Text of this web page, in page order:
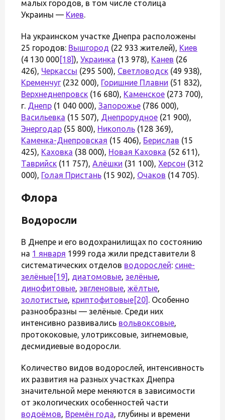
малых городов, в том числе столица
Украины — Киев.
На украинском участке Днепра расположены
25 городов: Вышгород (22 933 жителей), Киев
(4 130 000[18]), Украинка (13 978), Канев (26
426), Черкассы (295 500), Светловодск (49 938),
Кременчуг(232 000), Горишние Плавни (51 832),
Верхнеднепровск (16 680), Каменское (273 700),
г. Днепр (1 040 000), Запорожье (786 000),
Васильевка (15 507), Днепрорудное (21 900),
Энергодар (55 800), Никополь (128 369),
Каменка-Днепровская (15 406), Берислав (15
425), Каховка (38 000), Новая Каховка (52 611),
Таврийск (11 757), Алёшки (31 100), Херсон (312
000), Голая Пристань (15 902), Очаков (14 705).
Флора
Водоросли
В Днепре и его водохранилищах по состоянию
на 1 января 1999 года жили представители 8
систематических отделов водорослей: сине-
зелёные[19] , диатомовые, зелёные,
динофитовые, эвгленовые, жёлтые,
золотистые, криптофитовые[20] . Особенно
разнообразны — зелёные. Среди них
интенсивно развивались вольвоксовые,
протококовые, улотриксовые, зигнемовые,
десмидиевые водоросли.
Количество видов водорослей, интенсивность
их развития на разных участках Днепра
значительной мере меняются в зависимости
от экологических особенностей части
водоёмов, Времён года, глубины и времени